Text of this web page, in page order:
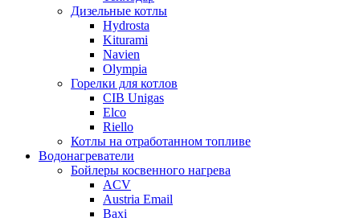
Дизельные котлы
Hydrosta
Kiturami
Navien
Olympia
Горелки для котлов
CIB Unigas
Elco
Riello
Котлы на отработанном топливе
Водонагреватели
Бойлеры косвенного нагрева
ACV
Austria Email
Baxi